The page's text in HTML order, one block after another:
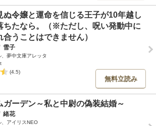
ぬ令嬢と運命を信じる王子が10年越し
ちたなら。（※ただし、呪い発動中に
合うことはできません）
雪子
、夢中文庫アレッタ
(4.5)
無料立読み
ガーデン～私と中尉の偽装結婚～
緒花
、アイリスNEO